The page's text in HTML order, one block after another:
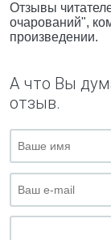
Отзывы
очарований",
произведении.
А что Вы
отзыв.